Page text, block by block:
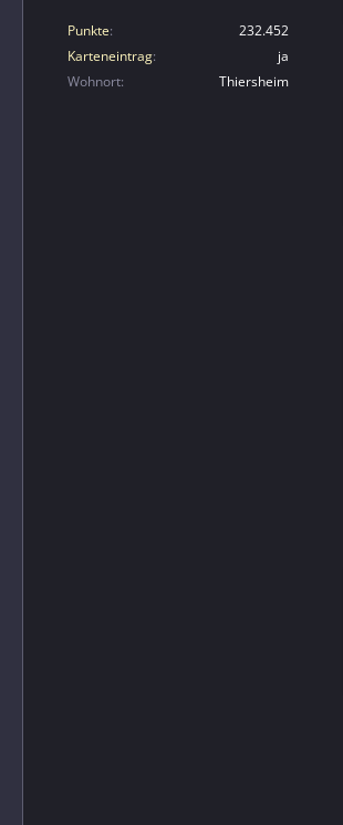
Punkte
232.452
Karteneintrag
ja
Wohnort
Thiersheim